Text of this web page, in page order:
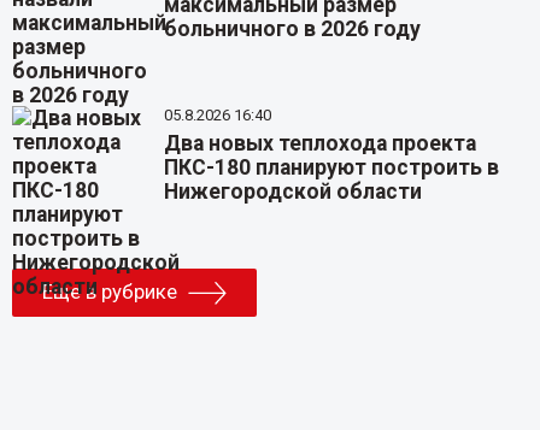
максимальный размер
больничного в 2026 году
05.8.2026 16:40
Два новых теплохода проекта
ПКС-180 планируют построить в
Нижегородской области
Еще в рубрике